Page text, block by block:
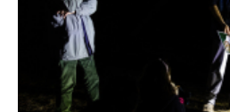
ShareThis is disabled.
Apple Plans